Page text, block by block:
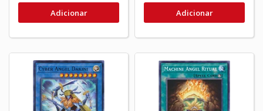
Adicionar Adicionar